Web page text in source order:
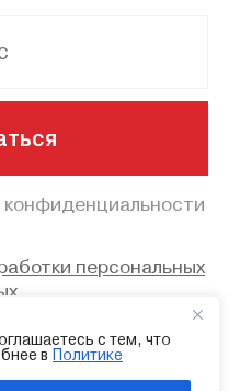
с тем, что
в Политике
центр
персональных
конфиденциальности